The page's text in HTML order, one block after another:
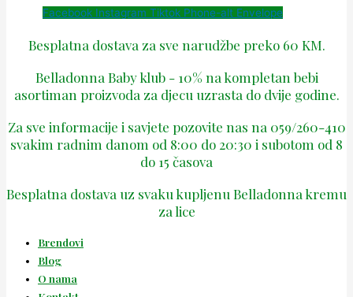
Facebook Instagram Tiktok Phone-alt Envelope
Besplatna dostava za sve narudžbe preko 60 KM.
Belladonna Baby klub - 10% na kompletan bebi
asortiman proizvoda za djecu uzrasta do dvije godine.
Za sve informacije i savjete pozovite nas na 059/260-410
svakim radnim danom od 8:00 do 20:30 i subotom od 8
do 15 časova
Besplatna dostava uz svaku kupljenu Belladonna kremu
za lice
Brendovi
Blog
O nama